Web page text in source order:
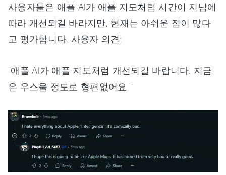
사용자들은 애플 AI가 애플 지도처럼 시간이 지남에
따라 개선되길 바라지만, 현재는 아쉬운 점이 많다
고 평가합니다. 사용자 의견:
"애플 AI가 애플 지도처럼 개선되길 바랍니다. 지금
은 우스울 정도로 형편없어요."